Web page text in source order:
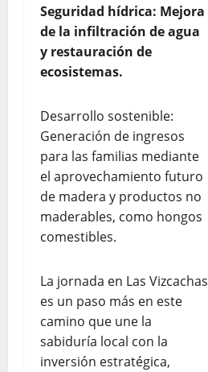
Seguridad hídrica: Mejora
de la infiltración de agua
y restauración de
ecosistemas.
Desarrollo sostenible:
Generación de ingresos
para las familias mediante
el aprovechamiento futuro
de madera y productos no
maderables, como hongos
comestibles.
La jornada en Las Vizcachas
es un paso más en este
camino que une la
sabiduría local con la
inversión estratégica,